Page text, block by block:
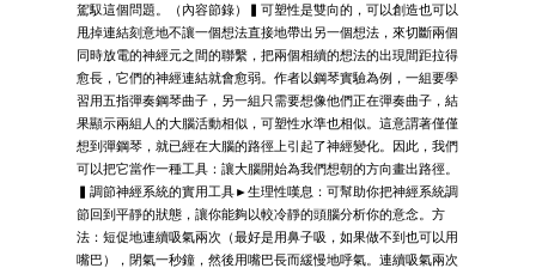
駕馭這個問題。（內容節錄）▍可塑性是雙向的，可以創造也可以
甩掉連結刻意地不讓一個想法直接地帶出另一個想法，來切斷兩個
同時放電的神經元之間的聯繫，把兩個相續的想法的出現間距拉得
愈長，它們的神經連結就會愈弱。作者以鋼琴實驗為例，一組要學
習用五指彈奏鋼琴曲子，另一組只需要想像他們正在彈奏曲子，結
果顯示兩組人的大腦活動相似，可塑性水準也相似。這意謂著僅僅
想到彈鋼琴，就已經在大腦的路徑上引起了神經變化。因此，我們
可以把它當作一種工具：讓大腦開始為我們想朝的方向畫出路徑。
▍調節神經系統的實用工具►生理性嘆息：可幫助你把神經系統調
節回到平靜的狀態，讓你能夠以較冷靜的頭腦分析你的意念。方
法：短促地連續吸氣兩次（最好是用鼻子吸，如果做不到也可以用
嘴巴），閉氣一秒鐘，然後用嘴巴長而緩慢地呼氣。連續吸氣兩次